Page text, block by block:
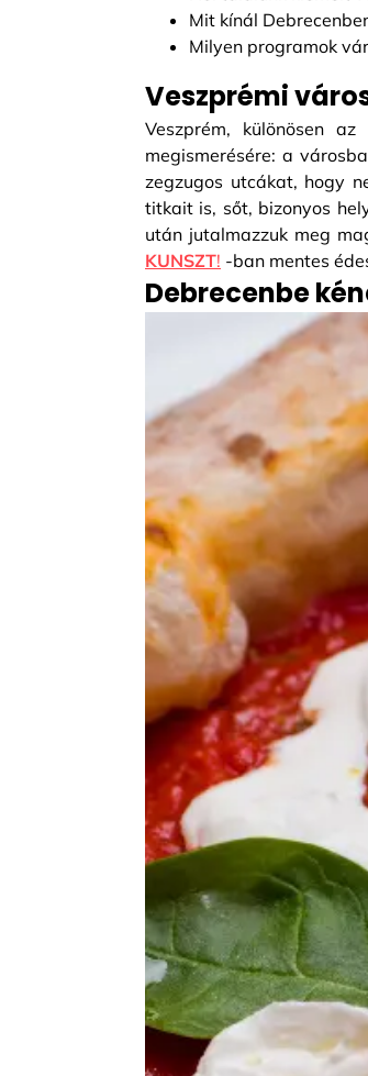
Mit kínál
Milyen programok
Veszprémi
Veszprém, különösen
megismerésére: a
zegzugos utcákat, hogy
titkait is, sőt, bizonyos
után jutalmazzuk meg
KUNSZT! -ban mentes
Debrecenbe